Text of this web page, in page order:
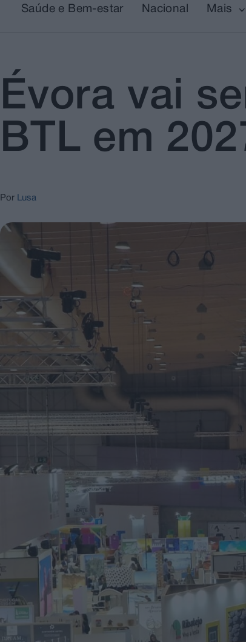
Saúde e Bem-estar Nacional Mais
Évora vai
BTL em
Por Lusa